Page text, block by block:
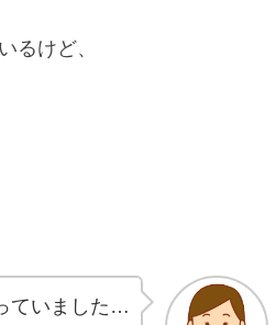
るけど、
ていました…